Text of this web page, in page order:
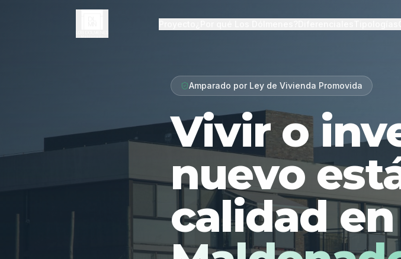
Amparado por Ley de Vivienda Promovida
Vivir o
nuevo
calidad en